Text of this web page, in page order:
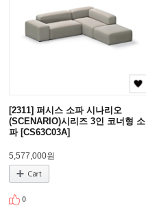
[2311] 퍼시스 소파 시나리오
(SCENARIO)시리즈 3인 코너형 소
파 [CS63C03A]
5,577,000원
0